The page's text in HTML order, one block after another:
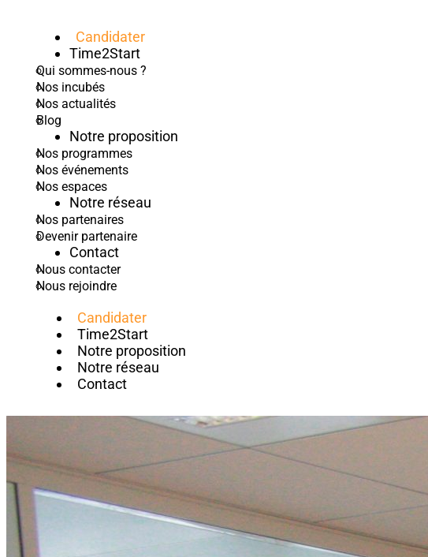
Candidater
Time2Start
Qui sommes-nous ?
Nos incubés
Nos actualités
Blog
Notre proposition
Nos programmes
Nos événements
Nos espaces
Notre réseau
Nos partenaires
Devenir partenaire
Contact
Nous contacter
Nous rejoindre
Candidater
Time2Start
Notre proposition
Notre réseau
Contact